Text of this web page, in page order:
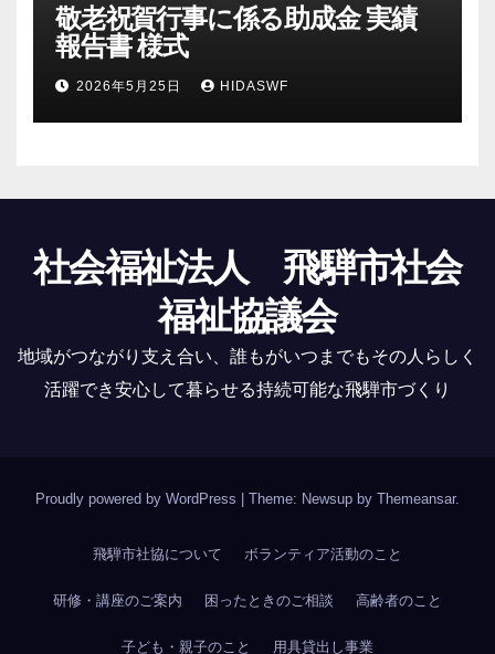
敬老祝賀行事に係る助成金 実績
報告書 様式
2026年5月25日 HIDASWF
社会福祉法人 飛騨市社会
福祉協議会
地域がつながり支え合い、誰もがいつまでもその人らしく
活躍でき安心して暮らせる持続可能な飛騨市づくり
Proudly powered by WordPress Theme: Newsup by Themeansar.
飛騨市社協について ボランティア活動のこと
研修・講座のご案内 困ったときのご相談 高齢者のこと
子ども・親子のこと 用具貸出し事業